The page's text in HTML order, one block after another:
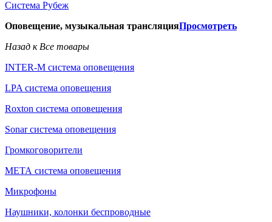
Система Рубеж
Оповещение, музыкальная трансляцияПросмотреть
Назад к Все товары
INTER-M система оповещения
LPA система оповещения
Roxton система оповещения
Sonar система оповещения
Громкоговорители
МЕТА система оповещения
Микрофоны
Наушники, колонки беспроводные